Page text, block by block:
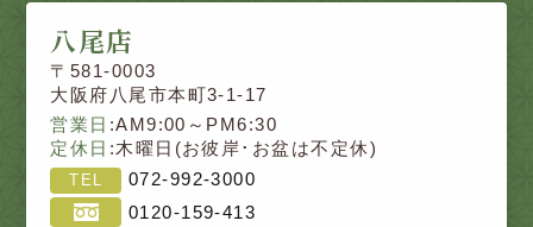
八尾店
〒581-0003
大阪府八尾市本町3-1-17
営業日 :AM9:00～PM6:30
定休日 :木曜日(お彼岸･お盆は不定休)
TEL
072-992-3000
0120-159-413